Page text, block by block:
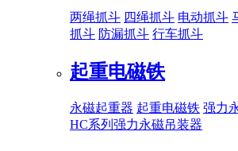
两绳抓斗 四绳抓斗 电动抓斗
抓斗 防漏抓斗 行车抓斗
起重电磁铁
永磁起重器 起重电磁铁 强力
HC系列强力永磁吊装器